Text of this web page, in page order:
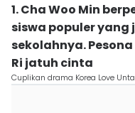
1. Cha Woo Min
siswa populer
sekolahnya.
Ri jatuh cinta
Cuplikan drama Korea Love